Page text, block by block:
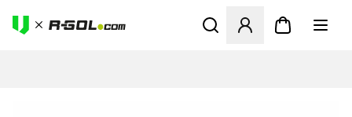
Megnyit egy modált a